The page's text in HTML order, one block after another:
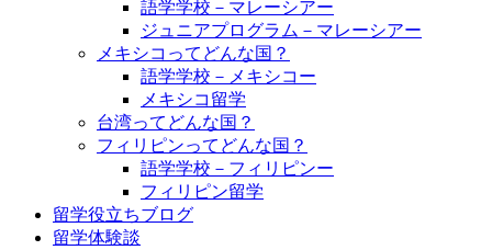
語学学校－マレーシアー
ジュニアプログラム－マレーシアー
メキシコってどんな国？
語学学校－メキシコー
メキシコ留学
台湾ってどんな国？
フィリピンってどんな国？
語学学校－フィリピンー
フィリピン留学
留学役立ちブログ
留学体験談